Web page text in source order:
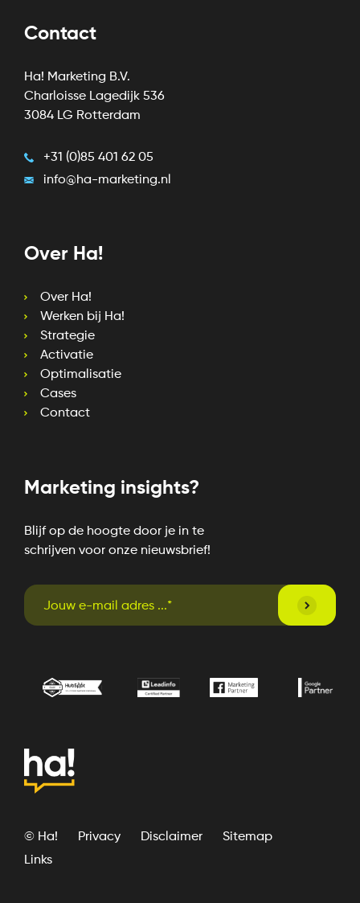
Over Ha!
Over Ha!
Werken bij Ha!
Strategie
Activatie
Optimalisatie
Cases
Contact
Marketing insights?
Blijf op de hoogte door je in te
schrijven voor onze nieuwsbrief!
Contact
Ha! Marketing B.V.
Charloisse Lagedijk 536
3084 LG Rotterdam
+31 (0)85 401 62 05
info@ha-marketing.nl
© Ha! Privacy Disclaimer
Sitemap
Links